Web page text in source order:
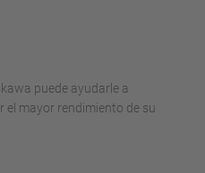
puede ayudarle a
el mayor rendimiento de su